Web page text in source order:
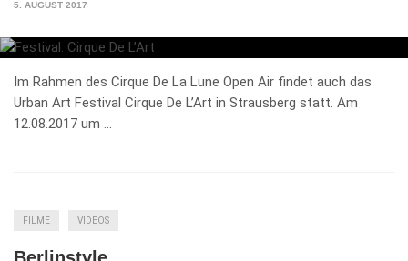
5. AUGUST 2017
Im Rahmen des Cirque De La Lune Open Air findet auch das
Urban Art Festival Cirque De L’Art in Strausberg statt. Am
12.08.2017 um …
FILME VIDEOS